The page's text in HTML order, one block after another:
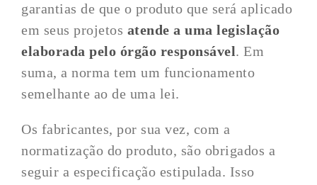
garantias de que o produto que será aplicado
em seus projetos atende a uma legislação
elaborada pelo órgão responsável. Em
suma, a norma tem um funcionamento
semelhante ao de uma lei.
Os fabricantes, por sua vez, com a
normatização do produto, são obrigados a
seguir a especificação estipulada. Isso